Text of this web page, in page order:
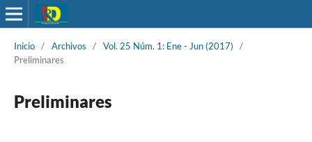
Inicio / Archivos / Vol. 25 Núm. 1: Ene - Jun (2017)
/
Preliminares
Preliminares